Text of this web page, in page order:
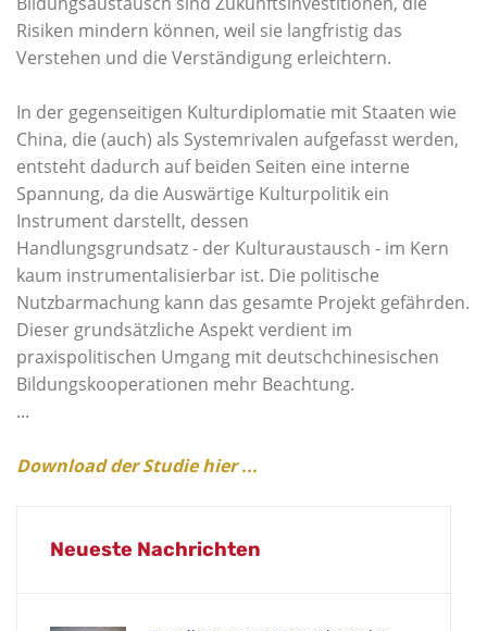
Risiken mindern können, weil sie langfristig das
Verstehen und die Verständigung erleichtern.
In der gegenseitigen Kulturdiplomatie mit Staaten wie
China, die (auch) als Systemrivalen aufgefasst werden,
entsteht dadurch auf beiden Seiten eine interne
Spannung, da die Auswärtige Kulturpolitik ein
Instrument darstellt, dessen
Handlungsgrundsatz - der Kulturaustausch - im Kern
kaum instrumentalisierbar ist. Die politische
Nutzbarmachung kann das gesamte Projekt gefährden.
Dieser grundsätzliche Aspekt verdient im
praxispolitischen Umgang mit deutschchinesischen
Bildungskooperationen mehr Beachtung.
...
Download der Studie hier ...
Neueste Nachrichten